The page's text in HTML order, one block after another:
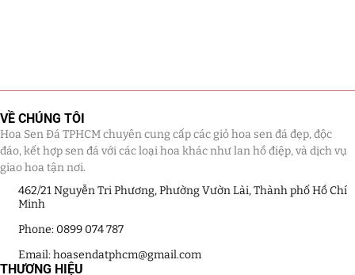
VỀ CHÚNG TÔI
Hoa Sen Đá TPHCM chuyên cung cấp các giỏ hoa sen đá đẹp, độc
đáo, kết hợp sen đá với các loại hoa khác như lan hồ điệp, và dịch vụ
giao hoa tận nơi.
462/21 Nguyễn Tri Phương, Phường Vườn Lài, Thành phố Hồ Chí
Minh
Phone: 0899 074 787
Email: hoasendatphcm@gmail.com
THƯƠNG HIỆU